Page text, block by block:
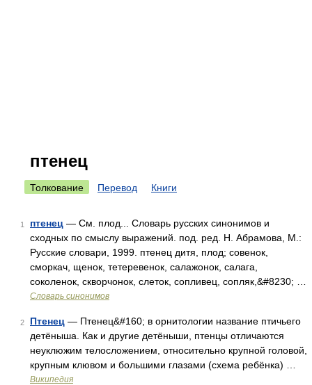
птенец
Толкование Перевод Книги
1 птенец — См. плод... Словарь русских синонимов и
сходных по смыслу выражений. под. ред. Н. Абрамова, М.:
Русские словари, 1999. птенец дитя, плод; совенок,
сморкач, щенок, тетеревенок, салажонок, салага,
соколенок, скворчонок, слеток, сопливец, сопляк,&#8230; …
Словарь синонимов
2 Птенец — Птенец&#160; в орнитологии название птичьего
детёныша. Как и другие детёныши, птенцы отличаются
неуклюжим телосложением, относительно крупной головой,
крупным клювом и большими глазами (схема ребёнка) …
Википедия